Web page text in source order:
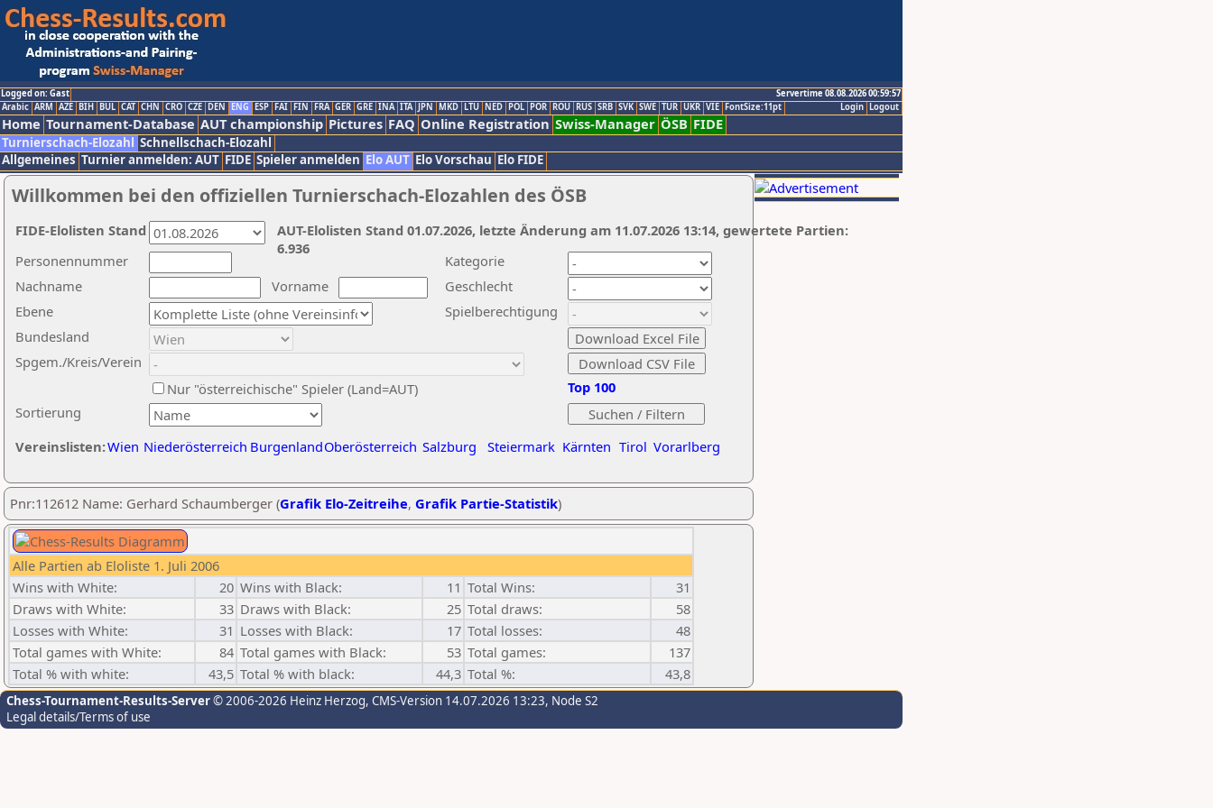
Logged on: Gast
Servertime 08.08.2026 00:59:57
Logout
Login
Arabic ARM AZE BIH BUL CAT CHN CRO CZE DEN ENG ESP FAI FIN FRA GER GRE INA ITA JPN MKD LTU NED POL POR ROU RUS SRB SVK SWE TUR UKR VIE FontSize:11pt
Home Tournament-Database AUT championship Pictures FAQ Online Registration Swiss-Manager ÖSB FIDE
Turnierschach-Elozahl Schnellschach-Elozahl
Allgemeines Turnier anmelden: AUT FIDE Spieler anmelden Elo AUT Elo Vorschau Elo FIDE
Willkommen bei den offiziellen Turnierschach-Elozahlen des ÖSB
Nachname
Vorname
Ebene
Kategorie
Sortierung
Personennummer
Bundesland
Spgem./Kreis/Verein
Geschlecht
Nur "österreichische" Spieler (Land=AUT)
Spielberechtigung
Vereinslisten:Wien Niederösterreich BurgenlandOberösterreich Salzburg Steiermark Kärnten Tirol Vorarlberg
Top 100
AUT-Elolisten Stand 01.07.2026, letzte Änderung am 11.07.2026 13:14, gewertete Partien:
6.936
FIDE-Elolisten Stand
Pnr:112612 Name: Gerhard Schaumberger (Grafik Elo-Zeitreihe, Grafik Partie-Statistik)
Alle Partien ab Eloliste 1. Juli 2006
Wins with White:
20 Wins with Black: 11 Total Wins:
31
Draws with White:
33 Draws with Black: 25 Total draws:
58
Losses with White:
31 Losses with Black: 17 Total losses:
48
Total games with White:
84 Total games with Black: 53 Total games:
137
Total % with white:
43,5 Total % with black: 44,3 Total %: 43,8
Chess-Tournament-Results-Server© 2006-2026 Heinz Herzog, CMS-Version 14.07.2026 13:23, Node S2
Legal details/Terms of use